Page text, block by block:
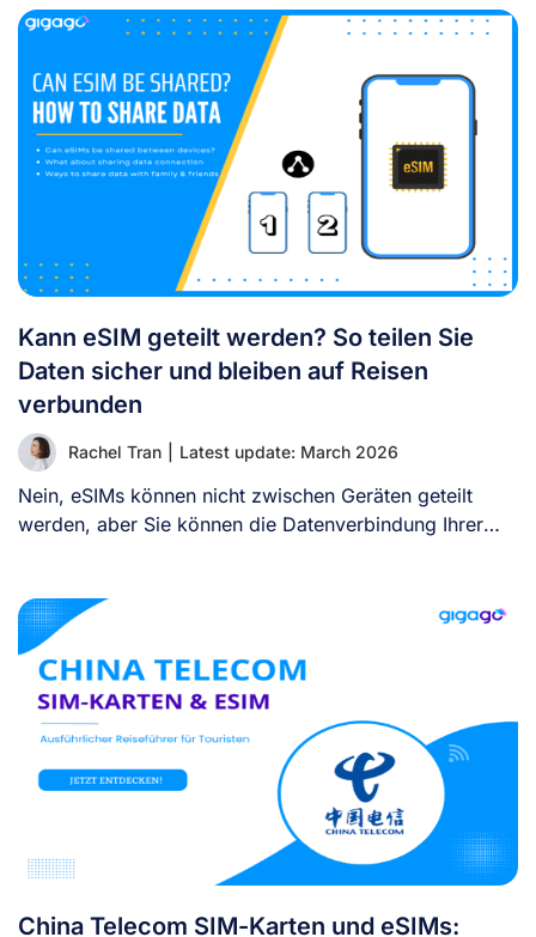
Kann eSIM geteilt werden? So teilen Sie
Daten sicher und bleiben auf Reisen
verbunden
Rachel Tran Latest update: March 2026
Nein, eSIMs können nicht zwischen Geräten geteilt
werden, aber Sie können die Datenverbindung Ihrer
China Telecom SIM-Karten und eSIMs: